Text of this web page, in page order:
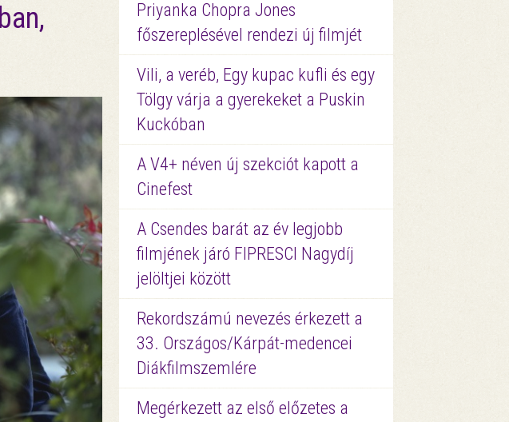
Priyanka Chopra Jones
főszereplésével rendezi új filmjét
Vili, a veréb, Egy kupac kufli és egy
Tölgy várja a gyerekeket a Puskin
Kuckóban
A V4+ néven új szekciót kapott a
Cinefest
A Csendes barát az év legjobb
filmjének járó FIPRESCI Nagydíj
jelöltjei között
Rekordszámú nevezés érkezett a
33. Országos/Kárpát-medencei
Diákfilmszemlére
Megérkezett az első előzetes a